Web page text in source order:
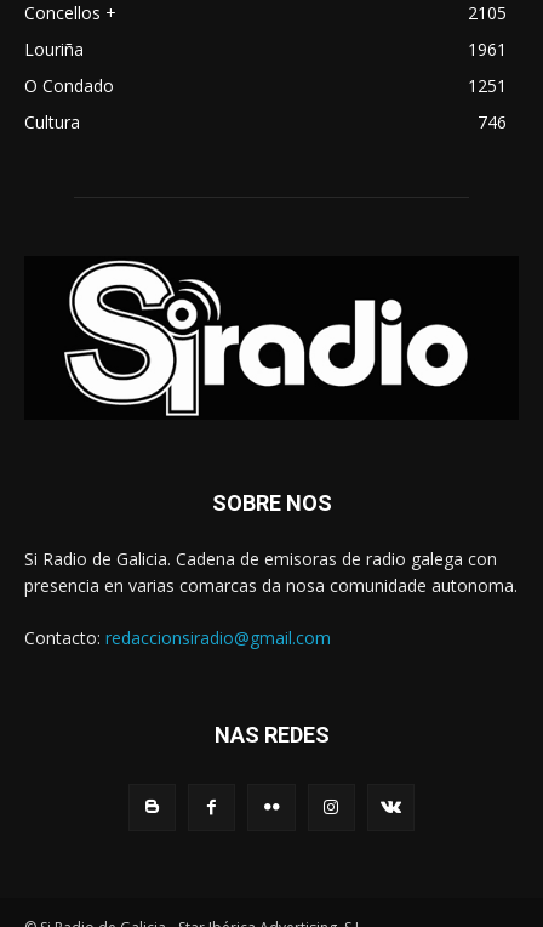
Concellos +
2105
Louriña
1961
O Condado
1251
Cultura
746
SOBRE NOS
Si Radio de Galicia. Cadena de emisoras de radio galega con
presencia en varias comarcas da nosa comunidade autonoma.
Contacto: redaccionsiradio@gmail.com
NAS REDES